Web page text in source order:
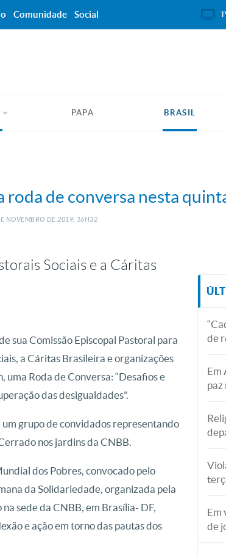
PAPA BRASIL
roda de conversa nesta
NOVEMBRO DE2019, 16H32
Sociais e a Cáritas
sua Comissão Episcopal Pastoral para
a Cáritas Brasileira e organizações
Roda de Conversa: “Desafios e
das desigualdades”.
grupo de convidados representando
nos jardins da CNBB.
dos Pobres, convocado pelo
da Solidariedade, organizada pela
sede da CNBB, em Brasília- DF,
e ação em torno das pautas dos
de
Em
paz
Em
de
Comunidade Social